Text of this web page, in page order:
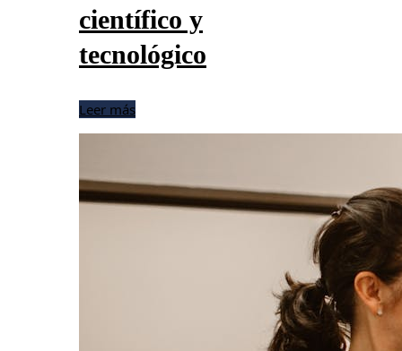
científico y
tecnológico
Leer más